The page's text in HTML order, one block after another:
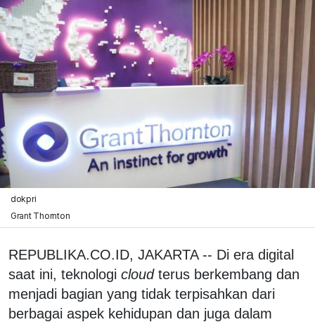
dokpri
Grant Thornton
REPUBLIKA.CO.ID, JAKARTA -- Di era digital
saat ini, teknologi cloudterus berkembang dan
menjadi bagian yang tidak terpisahkan dari
berbagai aspek kehidupan dan juga dalam